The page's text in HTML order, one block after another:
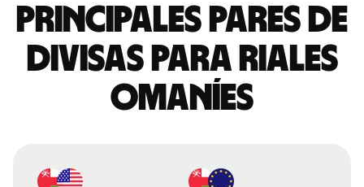
Principales pares de
divisas para riales
omaníes